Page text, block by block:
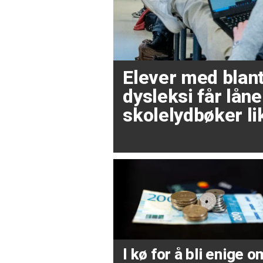
Elever med
dysleksi får låne
skolelydbøker
I kø for å bli enige